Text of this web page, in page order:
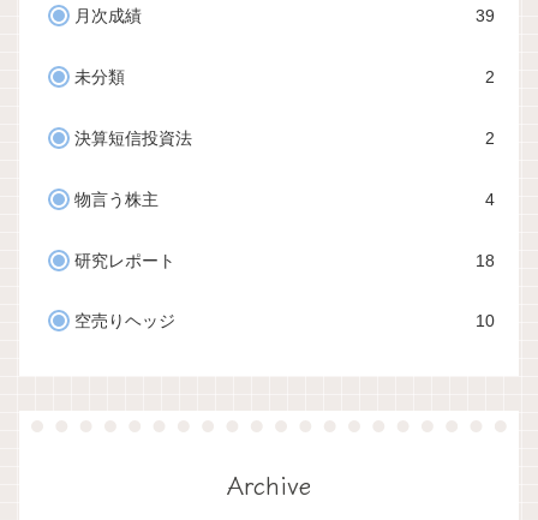
月次成績 39
未分類 2
決算短信投資法 2
物言う株主 4
研究レポート 18
空売りヘッジ 10
Archive